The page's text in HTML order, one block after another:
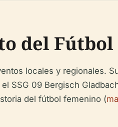
del
locales y regionales.
SSG 09 Bergisch
del fútbol femenino (